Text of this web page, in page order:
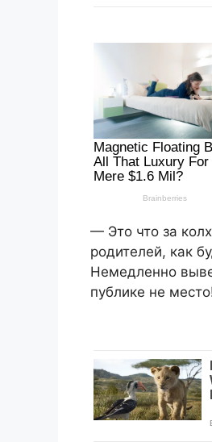
— Это что за
родителей, как
Немедленно
публике не